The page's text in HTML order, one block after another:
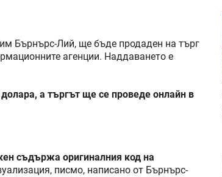
Бърнърс-Лий, ще бъде продаден на търг
агенции. Наддаването е
а търгът ще се проведе онлайн в
съдържа оригиналния код на
писмо, написано от Бърнърс-